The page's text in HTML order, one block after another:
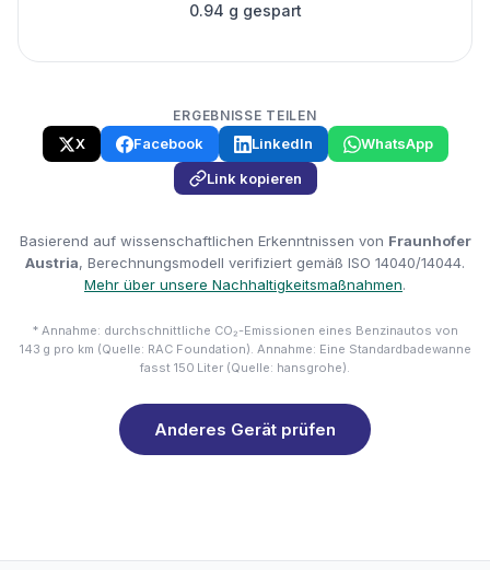
0.94 g gespart
ERGEBNISSE TEILEN
X Facebook LinkedIn
WhatsApp
Link kopieren
Basierend auf wissenschaftlichen Erkenntnissen von Fraunhofer
Austria, Berechnungsmodell verifiziert gemäß ISO 14040/14044.
Mehr über unsere Nachhaltigkeitsmaßnahmen.
* Annahme: durchschnittliche CO₂-Emissionen eines Benzinautos von
143 g pro km (Quelle: RAC Foundation). Annahme: Eine Standardbadewanne
fasst 150 Liter (Quelle: hansgrohe).
Anderes Gerät prüfen